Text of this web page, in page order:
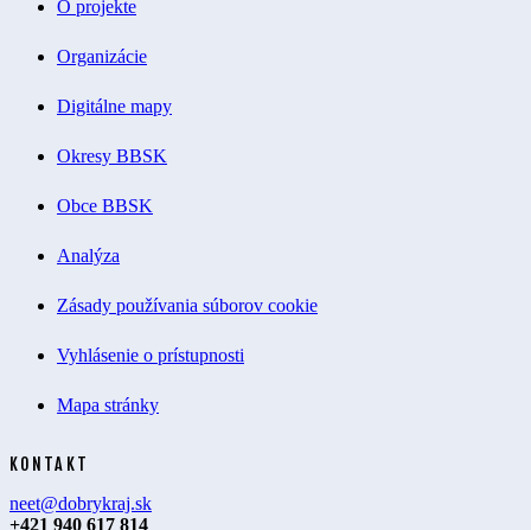
O projekte
Organizácie
Digitálne mapy
Okresy BBSK
Obce BBSK
Analýza
Zásady používania súborov cookie
Vyhlásenie o prístupnosti
Mapa stránky
KONTAKT
neet@dobrykraj.sk
+421 940 617 814